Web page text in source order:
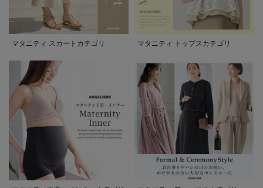
マタニティ スカートカテゴリ マタニティ トップスカテゴリ